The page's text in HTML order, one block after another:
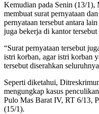
Kemudian pada Senin (13/
membuat surat pernyataan
pernyataan tersebut antara
juga bekerja di kantor
“Surat pernyataan tersebut
istri korban, agar istri korban
tersebut diserahkan
Seperti diketahui,
mengungkap kasus
Pulo Mas Barat IV, RT 6/13,
(15/1).